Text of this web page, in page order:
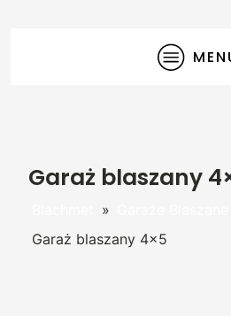
Garaż blaszany
»
Garaż blaszany 4x5